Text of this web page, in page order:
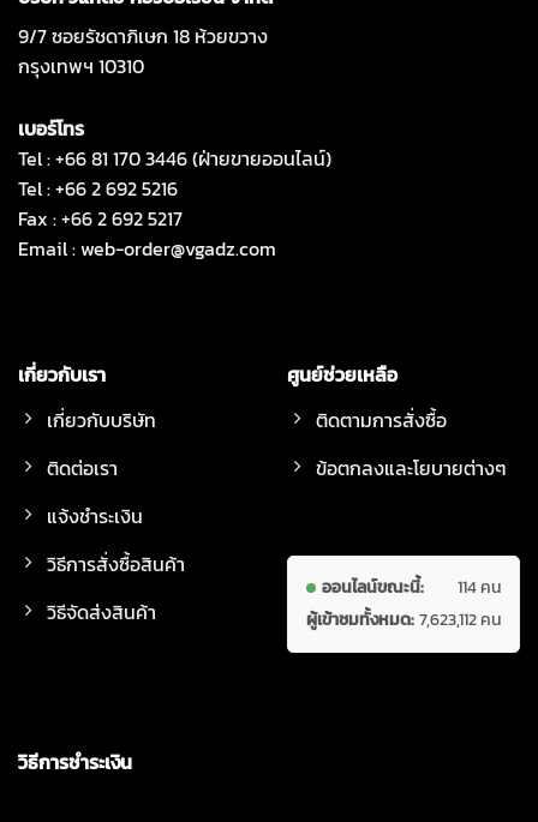
9/7 ซอยรัชดาภิเษก 18 ห้วยขวาง
กรุงเทพฯ 10310
เบอร์โทร
Tel : +66 81 170 3446 (ฝ่ายขายออนไลน์)
Tel : +66 2 692 5216
Fax : +66 2 692 5217
Email :web-order@vgadz.com
เกี่ยวกับเรา
เกี่ยวกับบริษัท
ติดต่อเรา
แจ้งชำระเงิน
วิธีการสั่งซื้อสินค้า
วิธีจัดส่งสินค้า
ศูนย์ช่วยเหลือ
ติดตามการสั่งซื้อ
ข้อตกลงและโยบายต่างๆ
ออนไลน์ขณะนี้:
114 คน
ผู้เข้าชมทั้งหมด:7,623,112 คน
วิธีการชำระเงิน